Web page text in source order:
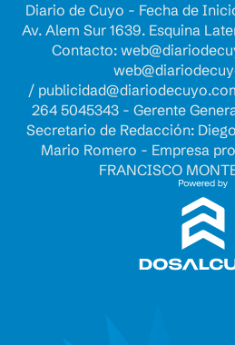
Diario de Cuyo - Fecha de
Av. Alem Sur 1639. Esquina
Contacto:
/
264 5045343 - Gerente
Secretario de Redacción:
Mario Romero - Empresa
FRANCISCO